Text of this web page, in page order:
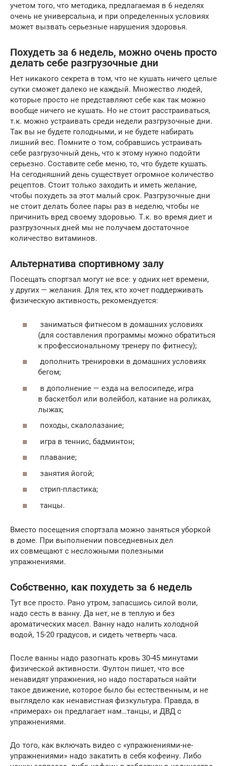
учетом того, что методика, предлагаемая в 6 неделях
очень не универсальна, и при определенных условиях
может вызвать серьезные нарушения здоровья.
Похудеть за 6 недель, можно очень просто
делать себе разгрузочные дни
Нет никакого секрета в том, что не кушать ничего целые
сутки сможет далеко не каждый. Множество людей,
которые просто не представляют себе как так можно
вообще ничего не кушать. Но не стоит расстраиваться,
т.к. можно устраивать среди недели разгрузочные дни.
Так вы не будете голодными, и не будете набирать
лишний вес. Помните о том, собравшись устраивать
себе разгрузочный день, что к этому нужно подойти
серьезно. Составите себе меню, то, что будете кушать.
На сегодняшний день существует огромное количество
рецептов. Стоит только заходить и иметь желание,
чтобы похудеть за этот малый срок. Разгрузочные дни
не стоит делать более пары раз в неделю, чтобы не
причинить вред своему здоровью. Т.к. во время диет и
разгрузочных дней мы не получаем достаточное
количество витаминов.
Альтернатива спортивному залу
Посещать спортзал могут не все: у одних нет времени,
у других — желания. Для тех, кто хочет поддерживать
физическую активность, рекомендуется:
заниматься фитнесом в домашних условиях
(для составления программы можно обратиться
к профессиональному тренеру по фитнесу);
дополнить тренировки в домашних условиях
бегом;
в дополнение — езда на велосипеде, игра
в баскетбол или волейбол, катание на роликах,
лыжах;
походы, скалолазание;
игра в теннис, бадминтон;
плавание;
занятия йогой;
стрип-пластика;
танцы.
Вместо посещения спортзала можно заняться уборкой
в доме. При выполнении повседневных дел
их совмещают с несложными полезными
упражнениями.
Собственно, как похудеть за 6 недель
Тут все просто. Рано утром, запасшись силой воли,
надо сесть в ванну. Да нет, не в теплую и без
ароматических масел. Ванну надо налить холодной
водой, 15-20 градусов, и сидеть четверть часа.
После ванны надо разогнать кровь 30-45 минутами
физической активности. Фултон пишет, что все
ненавидят упражнения, но надо постараться найти
такое движение, которое было бы естественным, и не
выглядело как ненавистная физкультура. Правда, в
«примерах» он предлагает нам…танцы, и ДВД с
упражнениями.
До того, как включать видео с «упражнениями-не-
упражнениями» надо закатить в себя кофеину. Либо